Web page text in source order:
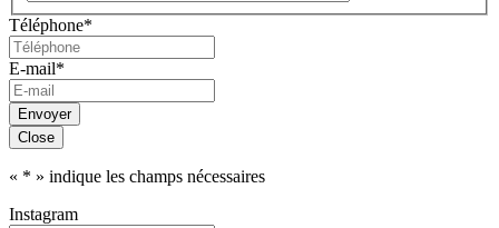
Téléphone*
E-mail*
Envoyer
Close
« * » indique les champs nécessaires
Instagram